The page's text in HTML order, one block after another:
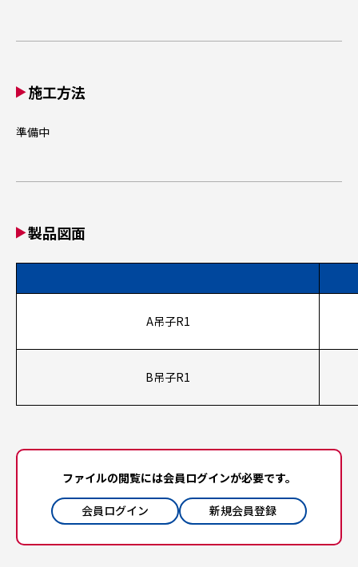
施工方法
準備中
製品図面
A吊子R1
B吊子R1
ファイルの閲覧には会員ログインが必要です。
会員ログイン 新規会員登録